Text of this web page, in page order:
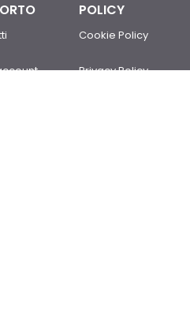
POLICY
Cookie Policy
Privacy Policy